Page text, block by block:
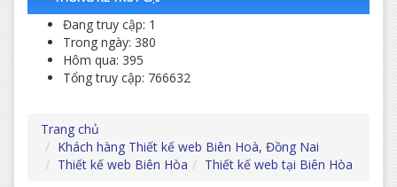
Đang truy cập: 1
Trong ngày: 380
Hôm qua: 395
Tổng truy cập: 766632
Trang chủ
Khách hàng Thiết kế web Biên Hoà, Đồng Nai
Thiết kế web Biên Hòa
Thiết kế web tại Biên Hòa